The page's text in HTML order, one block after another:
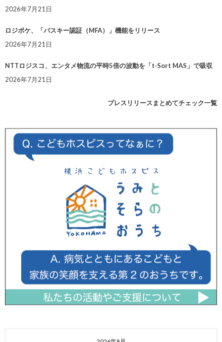
2026年7月21日
ロジポケ、「パスキー認証（MFA）」機能をリリース
2026年7月21日
NTTロジスコ、エンタメ物流の平時5倍の波動を「t-Sort MAS」で吸収
2026年7月21日
プレスリリースまとめてチェック一覧